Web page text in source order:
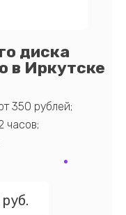
диска
в Иркутске
350 рублей;
часов;